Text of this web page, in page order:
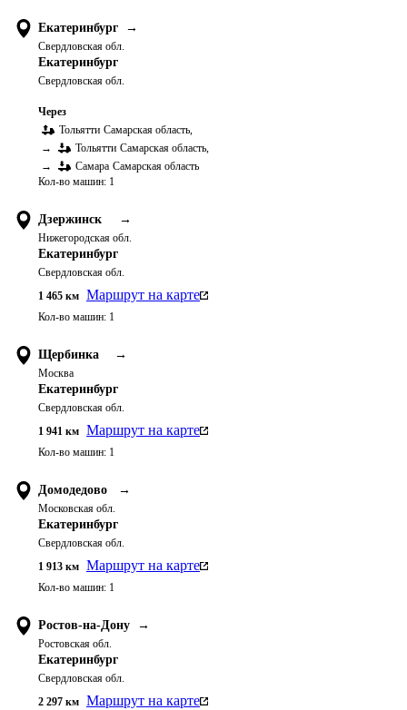
Екатеринбург →
Свердловская обл.
Екатеринбург
Свердловская обл.
Через
Тольятти Самарская область,
→
Тольятти Самарская область,
→
Самара Самарская область
Кол-во машин: 1
Дзержинск →
Нижегородская обл.
Екатеринбург
Свердловская обл.
1 465 км Маршрут на карте
Кол-во машин: 1
Щербинка →
Москва
Екатеринбург
Свердловская обл.
1 941 км Маршрут на карте
Кол-во машин: 1
Домодедово →
Московская обл.
Екатеринбург
Свердловская обл.
1 913 км Маршрут на карте
Кол-во машин: 1
Ростов-на-Дону →
Ростовская обл.
Екатеринбург
Свердловская обл.
2 297 км Маршрут на карте